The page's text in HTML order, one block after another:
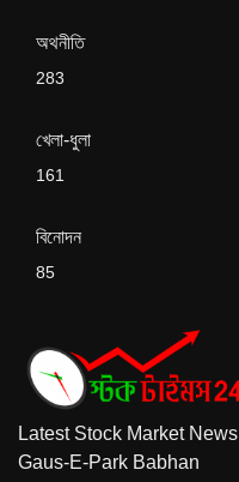
অথনীতি
283
খেলা-ধুলা
161
বিনোদন
85
Latest Stock Market News
Gaus-E-Park Babhan